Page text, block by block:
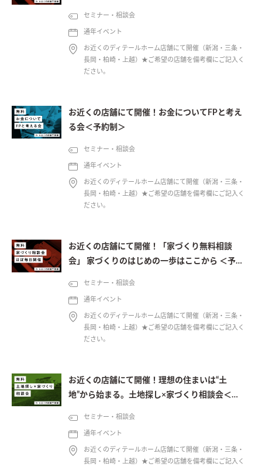
セミナー・相談会
通年イベント
お近くのディテールホーム店舗にて開催（新潟・三条・
長岡・柏崎・上越）★ご希望の店舗を備考欄にご記入く
ださい。
お近くの店舗にて開催！お金についてFPと考え
る会＜予約制＞
セミナー・相談会
通年イベント
お近くのディテールホーム店舗にて開催（新潟・三条・
長岡・柏崎・上越）★ご希望の店舗を備考欄にご記入く
ださい。
お近くの店舗にて開催！「家づくり無料相談
会」 家づくりのはじめの一歩はここから ＜予約
セミナー・相談会
通年イベント
お近くのディテールホーム店舗にて開催（新潟・三条・
長岡・柏崎・上越）★ご希望の店舗を備考欄にご記入く
ださい。
お近くの店舗にて開催！理想の住まいは“土
地”から始まる。土地探し×家づくり相談会＜予
セミナー・相談会
通年イベント
お近くのディテールホーム店舗にて開催（新潟・三条・
長岡・柏崎・上越）★ご希望の店舗を備考欄にご記入く